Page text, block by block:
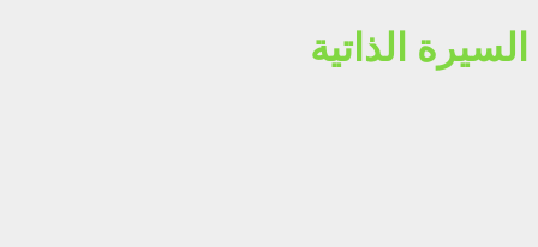
السيرة الذاتية